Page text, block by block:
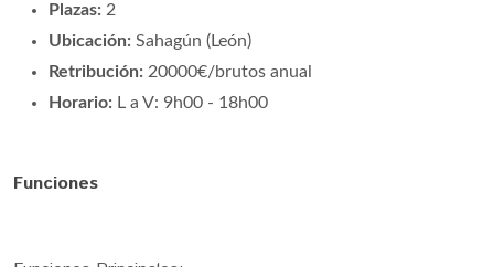
Plazas: 2
Ubicación: Sahagún (León)
Retribución: 20000€/brutos anual
Horario: L a V: 9h00 - 18h00
Funciones